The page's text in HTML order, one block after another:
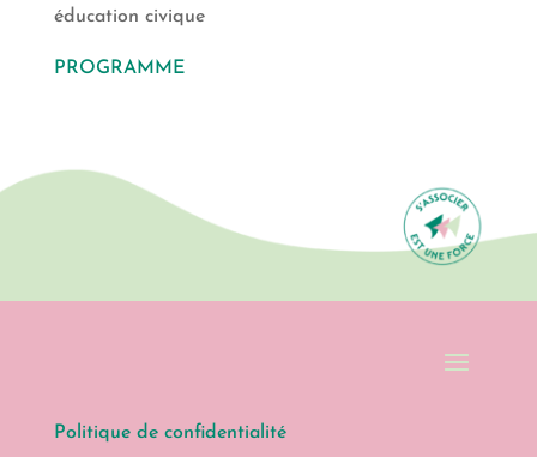
éducation civique
PROGRAMME
Politique de confidentialité